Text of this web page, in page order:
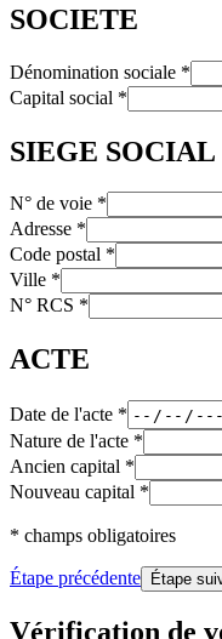
SOCIETE
Dénomination sociale *
Capital social *
SIEGE SOCIAL
N° de voie *
Adresse *
Code postal *
Ville *
N° RCS *
ACTE
Date de l'acte *
Nature de l'acte *
Ancien capital *
Nouveau capital *
* champs obligatoires
Étape précédente Étape
Vérification de